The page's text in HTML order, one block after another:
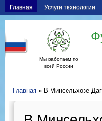
Главная Услуги технологии
Мы работаем по
всей России
Главная » В Минсельхозе